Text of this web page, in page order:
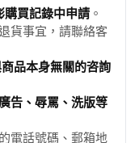
購買記錄中申請 。
貨事宜，請聯絡客
品本身無關的咨詢
告、辱罵、洗版等
電話號碼、郵箱地